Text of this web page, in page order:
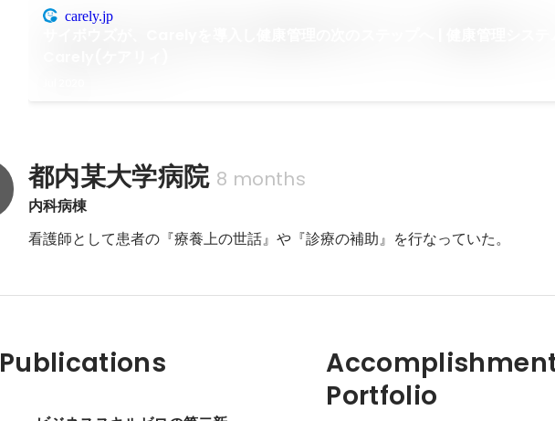
carely.jp
都内某大学病院 8 months
内科病棟
Publications
Portfolio